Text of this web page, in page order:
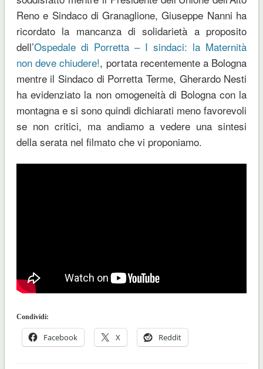
Reno e Sindaco di Granaglione, Giuseppe Nanni ha
ricordato la mancanza di solidarietà a proposito
dell’Ospedale di Porretta – I sindaci: la Maternità
non deve chiudere!, portata recentemente a Bologna
mentre il Sindaco di Porretta Terme, Gherardo Nesti
ha evidenziato la non omogeneità di Bologna con la
montagna e si sono quindi dichiarati meno favorevoli
se non critici, ma andiamo a vedere una sintesi
della serata nel filmato che vi proponiamo.
Condividi:
Facebook X Reddit